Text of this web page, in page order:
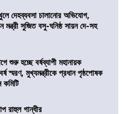
দেহব্যবসা চালানোর অভিযোগ,
মন্ত্রী সুজিত বসু-ঘনিষ্ঠ সায়ন দে-সহ
শুরু হচ্ছে বর্ষব্যাপী মহানায়ক
স্মরণ, মুখ্যমন্ত্রীকে প্রধান পৃষ্ঠপোষক
রাহুল গান্ধীর